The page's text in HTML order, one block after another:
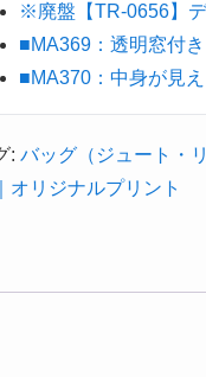
※廃盤【TR-0656】
■MA369：透明窓付
■MA370：中身が見
:バッグ（ジュート・
オリジナルプリント